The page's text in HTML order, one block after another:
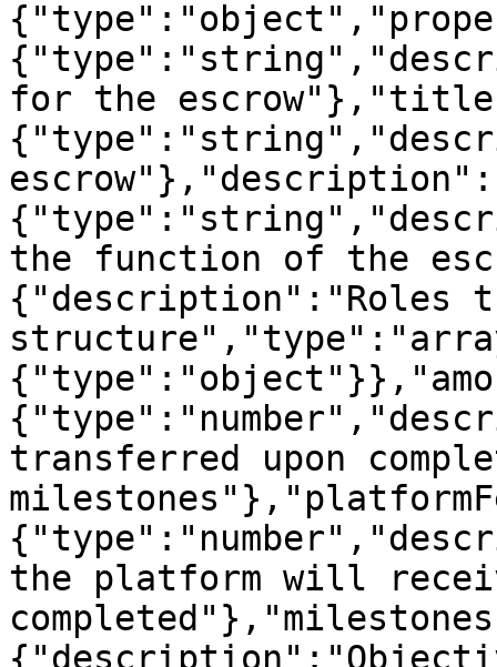
for the
escrow"},"description":
the function of the
{"description":"Roles
transferred upon
the platform will